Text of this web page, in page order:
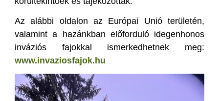
Az alábbi oldalon az Európai Unió területén,
valamint a hazánkban előforduló idegenhonos
inváziós fajokkal ismerkedhetnek meg:
www.invaziosfajok.hu